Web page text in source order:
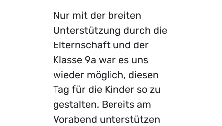
Nur mit der breiten
Unterstützung durch die
Elternschaft und der
Klasse 9a war es uns
wieder möglich, diesen
Tag für die Kinder so zu
gestalten. Bereits am
Vorabend unterstützen